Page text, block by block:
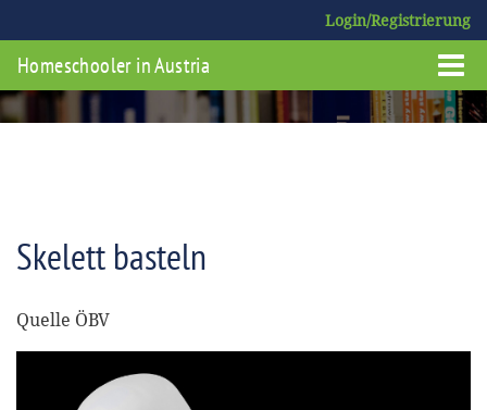
Login/Registrierung
Homeschooler in Austria
Skelett basteln
Quelle ÖBV